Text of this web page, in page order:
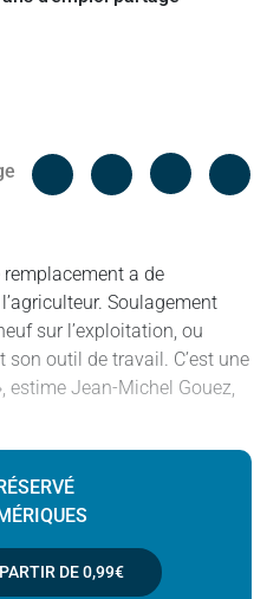
Facebook
a de
Soulagement
sur l’exploitation, ou
son outil de travail. C’est une
estime Jean-Michel Gouez,
DE0,99€